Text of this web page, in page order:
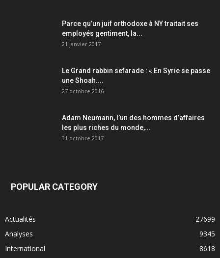
Parce qu’un juif orthodoxe à NY traitait ses
employés gentiment, la...
21 janvier 2017
Le Grand rabbin sefarade : « En Syrie se passe
une Shoah....
27 octobre 2016
Adam Neumann, l’un des hommes d’affaires
les plus riches du monde,...
31 octobre 2017
POPULAR CATEGORY
Actualités
27699
Analyses
9345
International
8618